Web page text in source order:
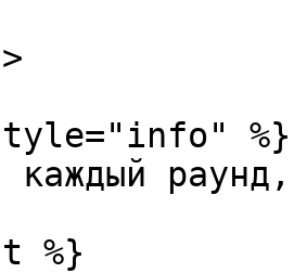
%}
каждый
%}